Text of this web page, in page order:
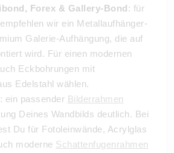
Forex & Gallery-Bond: für
wir ein Metallaufhänger-
Galerie-Aufhängung, die auf
wird. Für einen modernen
Eckbohrungen mit
Edelstahl wählen.
: ein passender Bilderrahmen
Deines Wandbilds deutlich. Bei
Du für Fotoleinwände, Acrylglas
moderne Schattenfugenrahmen